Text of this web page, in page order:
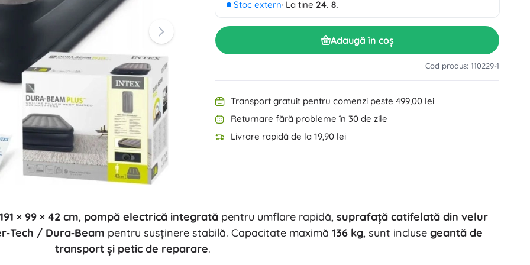
Articole de birou
Organizare
Mobilier
Accesorii pentru toaletă
Accesorii pentru cadă și duș
Școală
Petreceri
Jucării pentru apă Cărți
Grătare
Muzică
Stoc extern· La tine 24. 8.
Adaugă în coș
Cod produs: 110229-1
Transport gratuit pentru comenzi peste 499,00 lei
Returnare fără probleme în 30 de zile
Livrare rapidă de la 19,90 lei
× 99 × 42 cm, pompă electrică integrată pentru umflare rapidă, suprafață catifelată din velur
/ Dura‑Beam pentru susținere stabilă. Capacitate maximă 136 kg, sunt incluse geantă de
transport și petic de reparare.